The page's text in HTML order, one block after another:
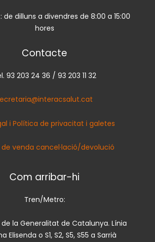
de dilluns a divendres de 8:00 a 15:00
hores
Contacte
93 203 24 36 / 93 203 11 32
i Política de privacitat i galetes
venda cancel·lació/devolució
Com arribar-hi
Tren/Metro:
de la Generalitat de Catalunya. Línia
Elisenda o S1, S2, S5, S55 a Sarrià